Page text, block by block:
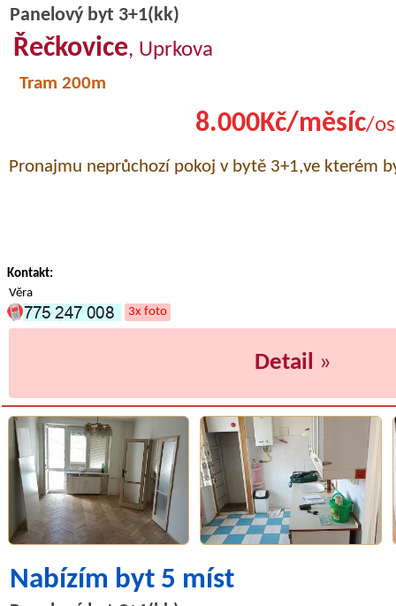
Panelový byt 3+1(kk)
Řečkovice, Uprkova
Tram 200m
8.000Kč/měsíc/
Pronajmu neprůchozí pokoj v bytě 3+1,ve kterém
Kontakt:
Věra
3x foto
Detail »
Nabízím byt 5 míst